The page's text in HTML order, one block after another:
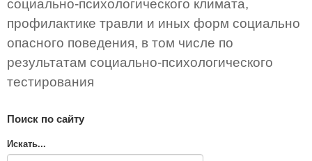
социально-психологического климата,
профилактике травли и иных форм социально
опасного поведения, в том числе по
результатам социально-психологического
тестирования
Поиск по сайту
Искать...